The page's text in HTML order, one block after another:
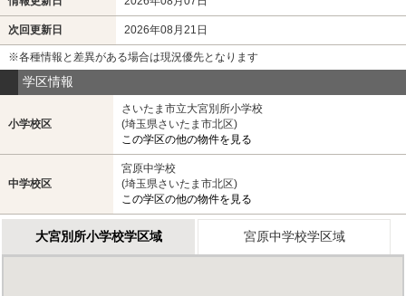
次回更新日 2026年08月21日
※各種情報と差異がある場合は現況優先となります
学区情報
小学校区
さいたま市立大宮別所小学校
(埼玉県さいたま市北区)
この学区の他の物件を見る
中学校区
宮原中学校
(埼玉県さいたま市北区)
この学区の他の物件を見る
大宮別所小学校学区域 宮原中学校学区域